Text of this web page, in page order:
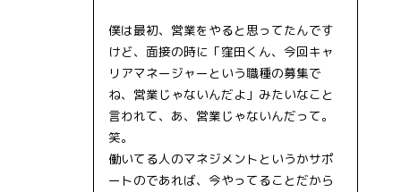
僕は最初、営業をやると思ってたんです
けど、面接の時に「窪田くん、今回キャ
リアマネージャーという職種の募集で
ね、営業じゃないんだよ」みたいなこと
言われて、あ、営業じゃないんだって。
笑。
働いてる人のマネジメントというかサポ
ートのであれば、今やってることだから